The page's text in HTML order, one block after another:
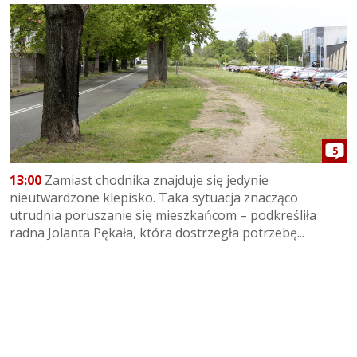
5
13:00 Zamiast chodnika znajduje się jedynie
nieutwardzone klepisko. Taka sytuacja znacząco
utrudnia poruszanie się mieszkańcom – podkreśliła
radna Jolanta Pękała, która dostrzegła potrzebę...